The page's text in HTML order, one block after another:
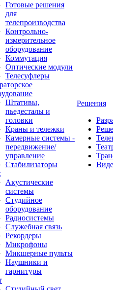
Готовые решения
для
телепроизводства
Контрольно-
измерительное
оборудование
Коммутация
Оптические модули
Телесуфлеры
Штативы,
пьедесталы и
головки
Краны и тележки
Камерные системы -
передвижение/
управление
Стабилизаторы
Акустические
системы
Студийное
оборудование
Радиосистемы
Служебная связь
Рекордеры
Микрофоны
Микшерные пульты
Наушники и
гарнитуры
Решения